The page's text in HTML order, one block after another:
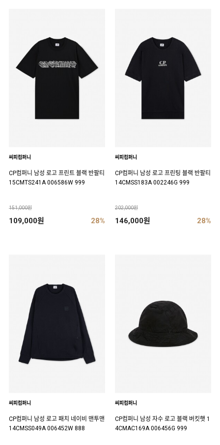
씨피컴퍼니
CP컴퍼니 남성 로고 프린트 블랙 반팔티
15CMTS241A 006586W 999
151,000원
109,000원 28%
씨피컴퍼니
CP컴퍼니 남성 로고 프린팅 블랙 반팔티
14CMSS183A 002246G 999
202,000원
146,000원 28%
씨피컴퍼니
CP컴퍼니 남성 로고 패치 네이비 맨투맨
14CMSS049A 006452W 888
씨피컴퍼니
CP컴퍼니 남성 자수 로고 블랙 버킷햇 1
4CMAC169A 006456G 999